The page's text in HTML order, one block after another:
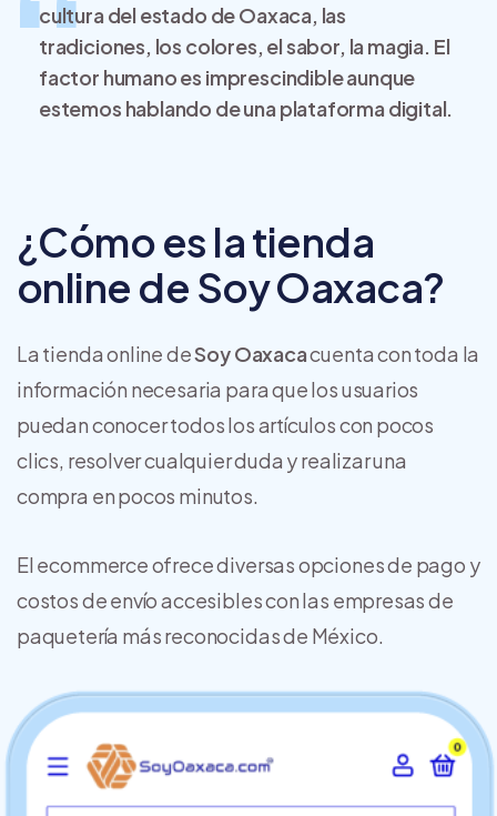
cultura del estado de Oaxaca, las
tradiciones, los colores, el sabor, la magia. El
factor humano es imprescindible aunque
estemos hablando de una plataforma digital.
¿Cómo es la tienda
online de Soy Oaxaca?
La tienda online deSoy Oaxacacuenta con toda la
información necesaria para que los usuarios
puedan conocer todos los artículos con pocos
clics, resolver cualquier duda y realizar una
compra en pocos minutos.
El ecommerce ofrece diversas opciones de pago y
costos de envío accesibles con las empresas de
paquetería más reconocidas de México.